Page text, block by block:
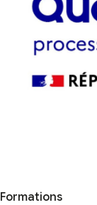
Formations